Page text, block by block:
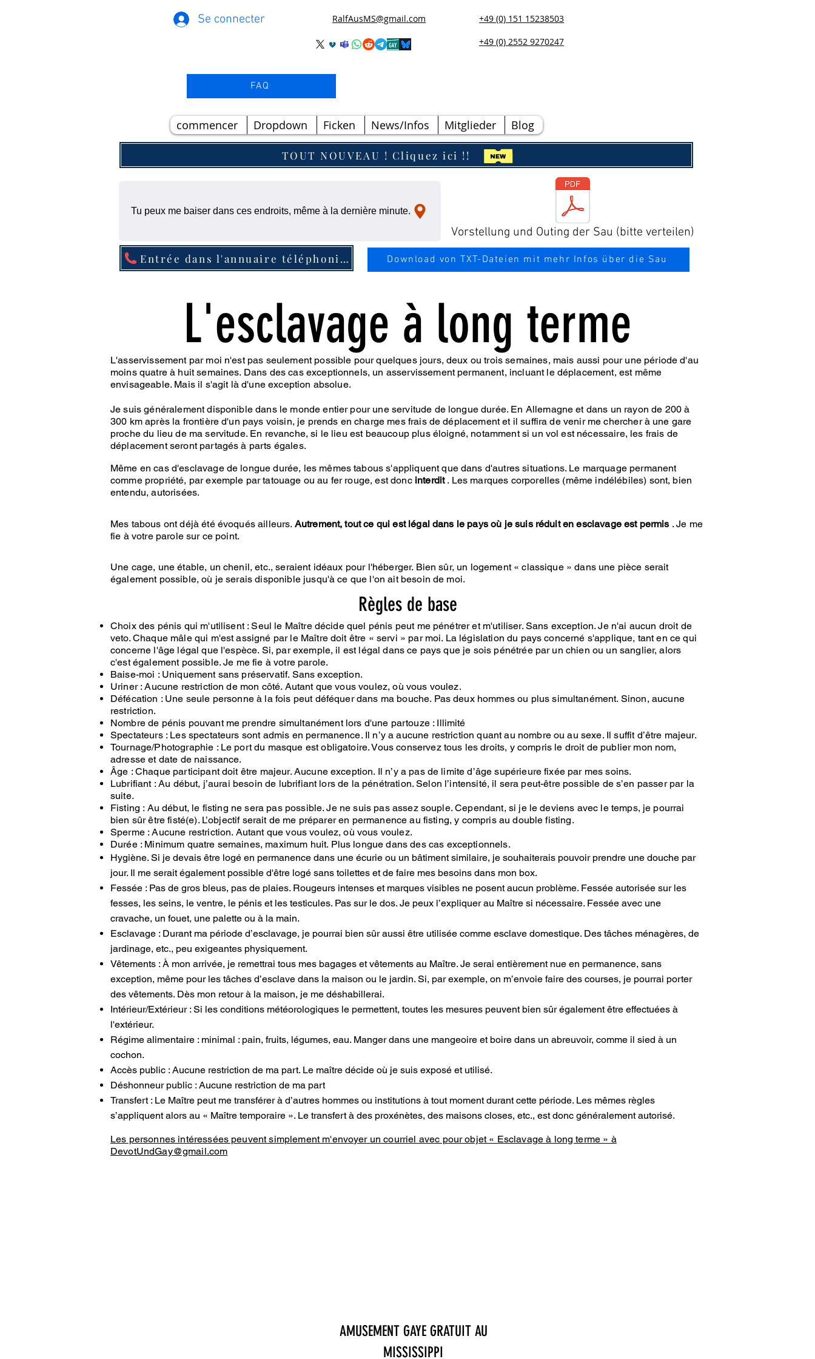
Se connecter RalfAusMS@gmail.com
+49 (0) 151 15238503
+49 (0) 2552 9270247
FAQ
commencer Dropdown Ficken News/Infos Mitglieder Blog
TOUT NOUVEAU ! Cliquez ici !!
Tu peux me baiser dans ces endroits, même à la dernière minute.
Vorstellung und Outing der Sau (bitte verteilen)
Entrée dans l'annuaire téléphonique Download von TXT-Dateien mit mehr Infos über die Sau
L'esclavage à long terme
L'asservissement par moi n'est pas seulement possible pour quelques jours, deux ou trois semaines, mais aussi pour une période d'au
moins quatre à huit semaines. Dans des cas exceptionnels, un asservissement permanent, incluant le déplacement, est même
envisageable. Mais il s'agit là d'une exception absolue.
Je suis généralement disponible dans le monde entier pour une servitude de longue durée. En Allemagne et dans un rayon de 200 à
300 km après la frontière d'un pays voisin, je prends en charge mes frais de déplacement et il suffira de venir me chercher à une gare
proche du lieu de ma servitude. En revanche, si le lieu est beaucoup plus éloigné, notamment si un vol est nécessaire, les frais de
déplacement seront partagés à parts égales.
Même en cas d'esclavage de longue durée, les mêmes tabous s'appliquent que dans d'autres situations. Le marquage permanent
comme propriété, par exemple par tatouage ou au fer rouge, est donc interdit. Les marques corporelles (même indélébiles) sont, bien
entendu, autorisées.
Mes tabous ont déjà été évoqués ailleurs. Autrement, tout ce qui est légal dans le pays où je suis réduit en esclavage est permis . Je me
fie à votre parole sur ce point.
Une cage, une étable, un chenil, etc., seraient idéaux pour l'héberger. Bien sûr, un logement « classique » dans une pièce serait
également possible, où je serais disponible jusqu'à ce que l'on ait besoin de moi.
Règles de base
Choix des pénis qui m'utilisent : Seul le Maître décide quel pénis peut me pénétrer et m'utiliser. Sans exception. Je n'ai aucun droit de
veto. Chaque mâle qui m'est assigné par le Maître doit être « servi » par moi. La législation du pays concerné s'applique, tant en ce qui
concerne l'âge légal que l'espèce. Si, par exemple, il est légal dans ce pays que je sois pénétrée par un chien ou un sanglier, alors
c'est également possible. Je me fie à votre parole.
Baise-moi : Uniquement sans préservatif. Sans exception.
Uriner : Aucune restriction de mon côté. Autant que vous voulez, où vous voulez.
Défécation : Une seule personne à la fois peut déféquer dans ma bouche. Pas deux hommes ou plus simultanément. Sinon, aucune
restriction.
Nombre de pénis pouvant me prendre simultanément lors d'une partouze : Illimité
Spectateurs : Les spectateurs sont admis en permanence. Il n’y a aucune restriction quant au nombre ou au sexe. Il suffit d’être majeur.
Tournage/Photographie : Le port du masque est obligatoire. Vous conservez tous les droits, y compris le droit de publier mon nom,
adresse et date de naissance.
Âge : Chaque participant doit être majeur. Aucune exception. Il n’y a pas de limite d’âge supérieure fixée par mes soins.
Lubrifiant : Au début, j’aurai besoin de lubrifiant lors de la pénétration. Selon l’intensité, il sera peut-être possible de s’en passer par la
suite.
Fisting : Au début, le fisting ne sera pas possible. Je ne suis pas assez souple. Cependant, si je le deviens avec le temps, je pourrai
bien sûr être fisté(e). L’objectif serait de me préparer en permanence au fisting, y compris au double fisting.
Sperme : Aucune restriction. Autant que vous voulez, où vous voulez.
Durée : Minimum quatre semaines, maximum huit. Plus longue dans des cas exceptionnels.
Hygiène. Si je devais être logé en permanence dans une écurie ou un bâtiment similaire, je souhaiterais pouvoir prendre une douche par
jour. Il me serait également possible d'être logé sans toilettes et de faire mes besoins dans mon box.
Fessée : Pas de gros bleus, pas de plaies. Rougeurs intenses et marques visibles ne posent aucun problème. Fessée autorisée sur les
fesses, les seins, le ventre, le pénis et les testicules. Pas sur le dos. Je peux l’expliquer au Maître si nécessaire. Fessée avec une
cravache, un fouet, une palette ou à la main.
Esclavage : Durant ma période d’esclavage, je pourrai bien sûr aussi être utilisée comme esclave domestique. Des tâches ménagères, de
jardinage, etc., peu exigeantes physiquement.
Vêtements : À mon arrivée, je remettrai tous mes bagages et vêtements au Maître. Je serai entièrement nue en permanence, sans
exception, même pour les tâches d’esclave dans la maison ou le jardin. Si, par exemple, on m’envoie faire des courses, je pourrai porter
des vêtements. Dès mon retour à la maison, je me déshabillerai.
Intérieur/Extérieur : Si les conditions météorologiques le permettent, toutes les mesures peuvent bien sûr également être effectuées à
l'extérieur.
Régime alimentaire : minimal : pain, fruits, légumes, eau. Manger dans une mangeoire et boire dans un abreuvoir, comme il sied à un
cochon.
Accès public : Aucune restriction de ma part. Le maître décide où je suis exposé et utilisé.
Déshonneur public : Aucune restriction de ma part
Transfert : Le Maître peut me transférer à d’autres hommes ou institutions à tout moment durant cette période. Les mêmes règles
s’appliquent alors au « Maître temporaire ». Le transfert à des proxénètes, des maisons closes, etc., est donc généralement autorisé.
Les personnes intéressées peuvent simplement m'envoyer un courriel avec pour objet « Esclavage à long terme » à
DevotUndGay@gmail.com
AMUSEMENT GAYE GRATUIT AU
MISSISSIPPI